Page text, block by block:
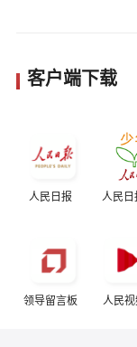
客户端下载
人民日报 人民
领导留言板 人民